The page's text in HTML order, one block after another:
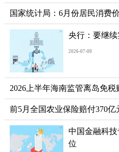
国家统计局：6月份居民消费
央行：要继
2026-07-09
2026上半年海南监管离岛免税
中国金融科
位